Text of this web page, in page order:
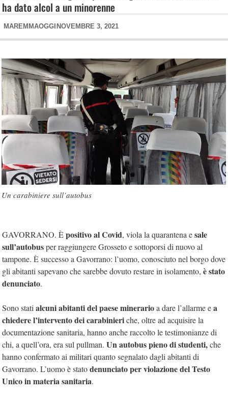
ha dato alcol a un minorenne
MAREMMAOGGI NOVEMBRE 3, 2021
Un carabiniere sull’autobus
GAVORRANO. Èpositivo al Covid, viola la quarantena esale
sull’autobusper raggiungere Grosseto e sottoporsi di nuovo al
tampone. È successo a Gavorrano: l’uomo, conosciuto nel borgo dove
gli abitanti sapevano che sarebbe dovuto restare in isolamento, è stato
denunciato.
Sono statialcuni abitanti del paese minerarioa dare l’allarme ea
chiedere l’intervento dei carabinieriche, oltre ad acquisire la
documentazione sanitaria, hanno anche raccolto le testimonianze di
chi, a quell’ora, era sul pullman. Un autobus pieno di studenti,che
hanno confermato ai militari quanto segnalato dagli abitanti di
Gavorrano. L’uomo è statodenunciato per violazione del Testo
Unico in materia sanitaria.